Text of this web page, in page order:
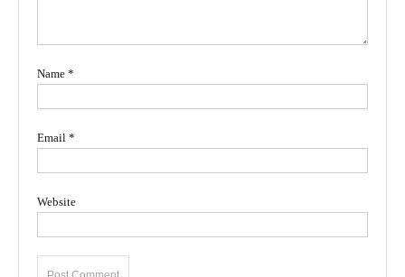
Name *
Email *
Website